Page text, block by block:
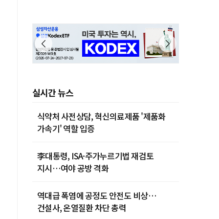
실시간 뉴스
식약처 사전상담, 혁신의료제품 '제품화
가속기' 역할 입증
李대통령, ISA·주가누르기법 재검토
지시…여야 공방 격화
역대급 폭염에 공정도 안전도 비상…
건설사, 온열질환 차단 총력